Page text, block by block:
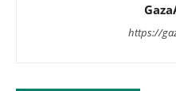
https://